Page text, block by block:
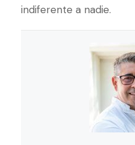
indiferente a nadie.